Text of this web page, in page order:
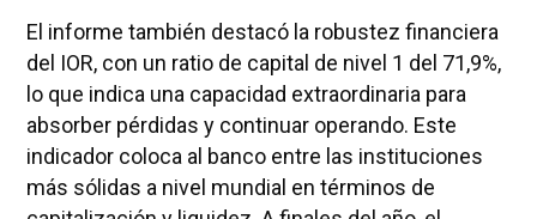
El informe también destacó la robustez financiera
del IOR, con un ratio de capital de nivel 1 del 71,9%,
lo que indica una capacidad extraordinaria para
absorber pérdidas y continuar operando. Este
indicador coloca al banco entre las instituciones
más sólidas a nivel mundial en términos de